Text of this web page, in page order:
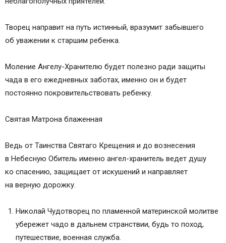
Творец направит на путь истинный, вразумит забывшего
об уважении к старшим ребенка.
Моление Ангелу-Хранителю будет полезно ради защиты
чада в его ежедневных заботах, именно он и будет
постоянно покровительствовать ребенку.
Святая Матрона блаженная
Ведь от Таинства Святаго Крещения и до вознесения
в Небесную Обитель именно ангел-хранитель ведет душу
ко спасению, защищает от искушений и направляет
на верную дорожку.
Николай Чудотворец по пламенной материнской молитве
убережет чадо в дальнем странствии, будь то поход,
путешествие, военная служба.